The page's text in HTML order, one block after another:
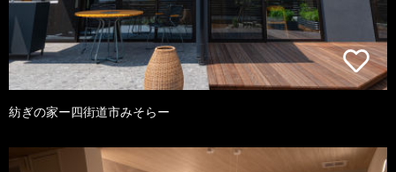
紡ぎの家ー四街道市みそらー